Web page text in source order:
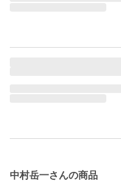
中村岳一さんの商品